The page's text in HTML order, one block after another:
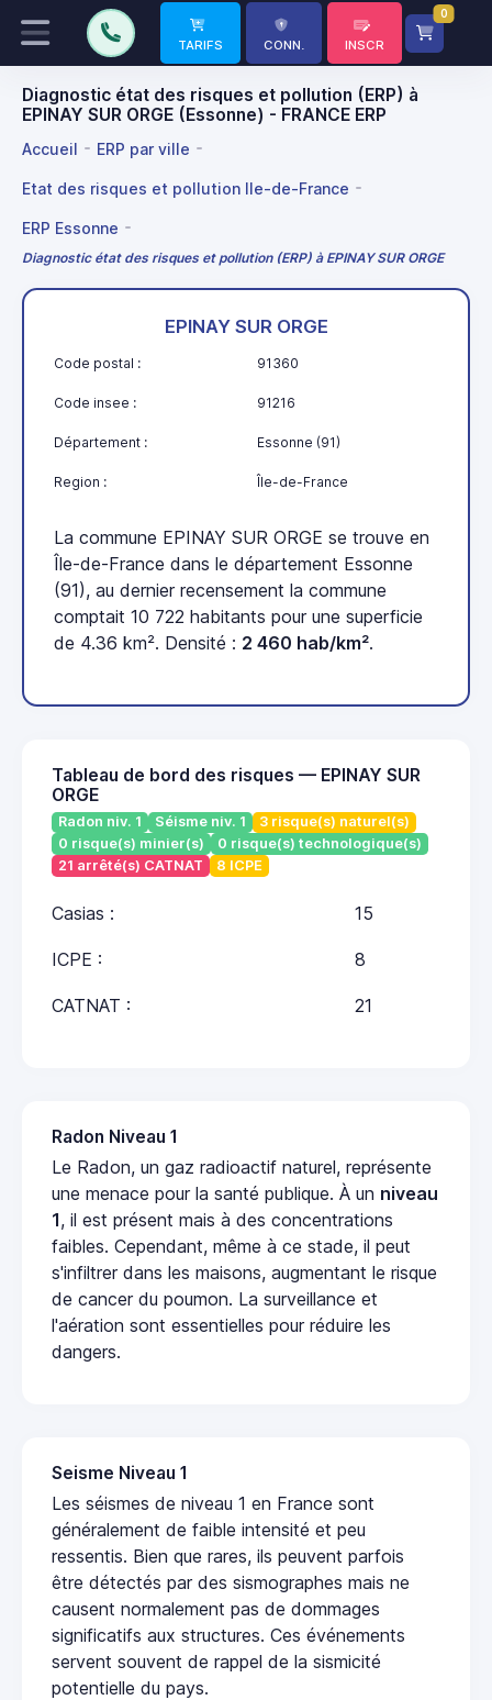
TARIFS CONN. INSCR
0
Diagnostic état des risques et pollution (ERP) à
EPINAY SUR ORGE (Essonne) - FRANCE ERP
Accueil ERP par ville
Etat des risques et pollution Ile-de-France
ERP Essonne
Diagnostic état des risques et pollution (ERP) à EPINAY SUR ORGE
EPINAY SUR ORGE
Code postal : 91360
Code insee : 91216
Département : Essonne (91)
Region : Île-de-France
La commune EPINAY SUR ORGE se trouve en
Île-de-France dans le département Essonne
(91), au dernier recensement la commune
comptait 10 722 habitants pour une superficie
de 4.36 km². Densité : 2 460 hab/km².
Tableau de bord des risques — EPINAY SUR
ORGE
Radon niv. 1 Séisme niv. 1
3 risque(s) naturel(s)
0 risque(s) minier(s)
0 risque(s) technologique(s)
21 arrêté(s) CATNAT
8 ICPE
Casias : 15
ICPE : 8
CATNAT : 21
Radon Niveau 1
Le Radon, un gaz radioactif naturel, représente
une menace pour la santé publique. À un niveau
1, il est présent mais à des concentrations
faibles. Cependant, même à ce stade, il peut
s'infiltrer dans les maisons, augmentant le risque
de cancer du poumon. La surveillance et
l'aération sont essentielles pour réduire les
dangers.
Seisme Niveau 1
Les séismes de niveau 1 en France sont
généralement de faible intensité et peu
ressentis. Bien que rares, ils peuvent parfois
être détectés par des sismographes mais ne
causent normalement pas de dommages
significatifs aux structures. Ces événements
servent souvent de rappel de la sismicité
potentielle du pays.